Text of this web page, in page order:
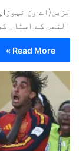
لزبن(اے ون
النصر کے اسٹار
Read More »